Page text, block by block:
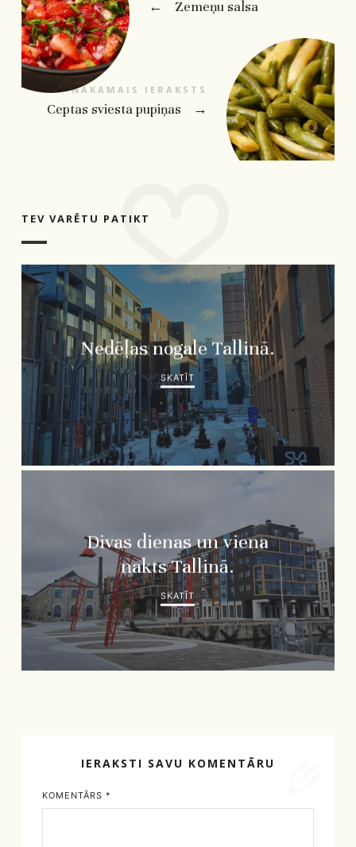
← Zemeņu salsa
NĀKAMAIS IERAKSTS
Ceptas sviesta pupiņas →
TEV VARĒTU PATIKT
Nedēļas nogale Tallinā.
SKATĪT
Divas dienas un viena
nakts Tallinā.
SKATĪT
IERAKSTI SAVU KOMENTĀRU
KOMENTĀRS *